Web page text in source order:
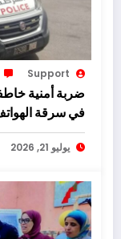
Support
ضربة أمنية
في سرقة
يوليو 21, 2026